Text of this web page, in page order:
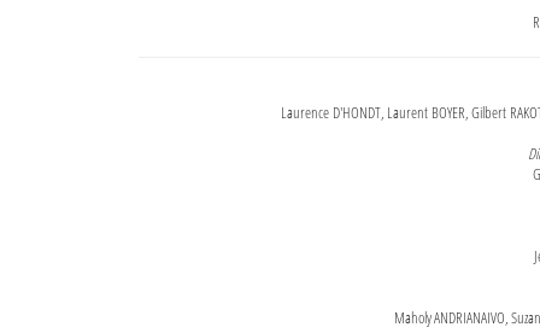
Laurence D'HONDT, Laurent BOYER, Gilbert
Maholy ANDRIANAIVO,